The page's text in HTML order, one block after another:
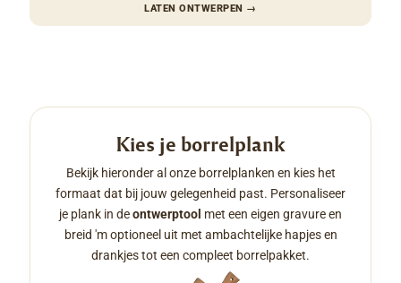
LATEN ONTWERPEN →
Kies je borrelplank
Bekijk hieronder al onze borrelplanken en kies het
formaat dat bij jouw gelegenheid past. Personaliseer
je plank in deontwerptool met een eigen gravure en
breid 'm optioneel uit met ambachtelijke hapjes en
drankjes tot een compleet borrelpakket.